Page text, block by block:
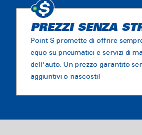
PREZZI SENZA
Point S promette di offrire
equo su pneumatici e servizi di
dell'auto. Un prezzo garantito
aggiuntivi o nascosti!